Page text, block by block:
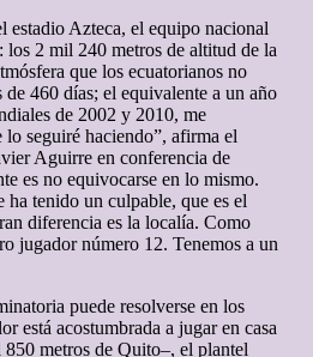
estadio Azteca, el equipo nacional
2 mil 240 metros de altitud de la
que los ecuatorianos no
de 460 días; el equivalente a un año
de 2002 y 2010, me
seguiré haciendo”, afirma el
Aguirre en conferencia de
es no equivocarse en lo mismo.
ha tenido un culpable, que es el
diferencia es la localía. Como
jugador número 12. Tenemos a un
puede resolverse en los
está acostumbrada a jugar en casa
metros de Quito–, el plantel